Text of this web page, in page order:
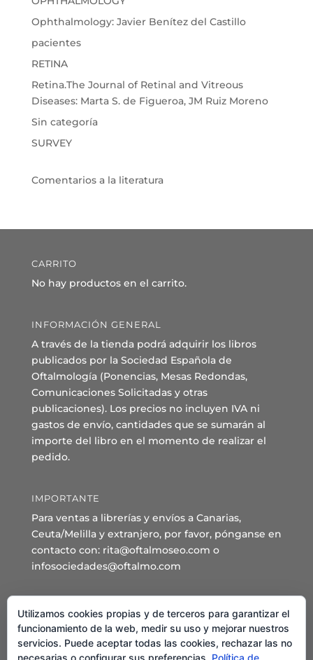
Ophthalmology: Javier Benítez del Castillo
pacientes
RETINA
Retina.The Journal of Retinal and Vitreous
Diseases: Marta S. de Figueroa, JM Ruiz Moreno
Sin categoría
SURVEY
Comentarios a la literatura
CARRITO
No hay productos en el carrito.
INFORMACIÓN GENERAL
A través de la tienda podrá adquirir los libros
publicados por la Sociedad Española de
Oftalmología (Ponencias, Mesas Redondas,
Comunicaciones Solicitadas y otras
publicaciones). Los precios no incluyen IVA ni
gastos de envío, cantidades que se sumarán al
importe del libro en el momento de realizar el
pedido.
IMPORTANTE
Para ventas a librerías y envíos a Canarias,
Ceuta/Melilla y extranjero, por favor, pónganse en
contacto con: rita@oftalmoseo.com o
infosociedades@oftalmo.com
Sede Administrativa y Secretaría General
C/ Arcipreste de Hita 14 – 1º Derecha.
28015 – Madrid
Utilizamos cookies propias y de terceros para garantizar el
funcionamiento de la web, medir su uso y mejorar nuestros
servicios. Puede aceptar todas las cookies, rechazar las no
necesarias o configurar sus preferencias. Política de